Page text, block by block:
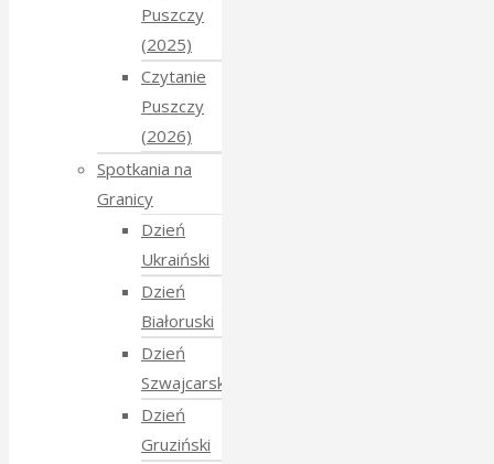
Puszczy
(2025)
Czytanie
Puszczy
(2026)
Spotkania na
Granicy
Dzień
Ukraiński
Dzień
Białoruski
Dzień
Szwajcarski
Dzień
Gruziński